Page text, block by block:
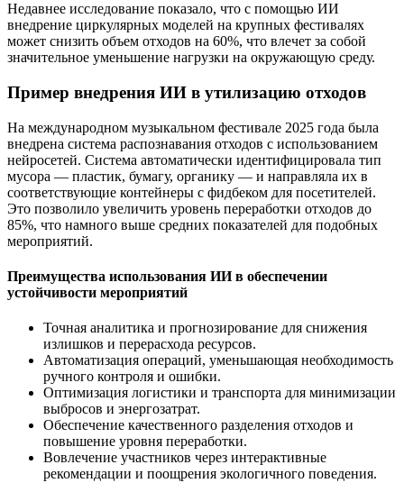
Недавнее исследование показало, что с помощью ИИ
внедрение циркулярных моделей на крупных фестивалях
может снизить объем отходов на 60%, что влечет за собой
значительное уменьшение нагрузки на окружающую среду.
Пример внедрения ИИ в утилизацию отходов
На международном музыкальном фестивале 2025 года была
внедрена система распознавания отходов с использованием
нейросетей. Система автоматически идентифицировала тип
мусора — пластик, бумагу, органику — и направляла их в
соответствующие контейнеры с фидбеком для посетителей.
Это позволило увеличить уровень переработки отходов до
85%, что намного выше средних показателей для подобных
мероприятий.
Преимущества использования ИИ в обеспечении
устойчивости мероприятий
Точная аналитика и прогнозирование для снижения
излишков и перерасхода ресурсов.
Автоматизация операций, уменьшающая необходимость
ручного контроля и ошибки.
Оптимизация логистики и транспорта для минимизации
выбросов и энергозатрат.
Обеспечение качественного разделения отходов и
повышение уровня переработки.
Вовлечение участников через интерактивные
рекомендации и поощрения экологичного поведения.